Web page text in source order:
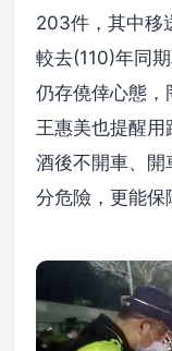
203件，其中移
較去(110)年同
仍存僥倖心態，
王惠美也提醒用
酒後不開車、開
分危險，更能保